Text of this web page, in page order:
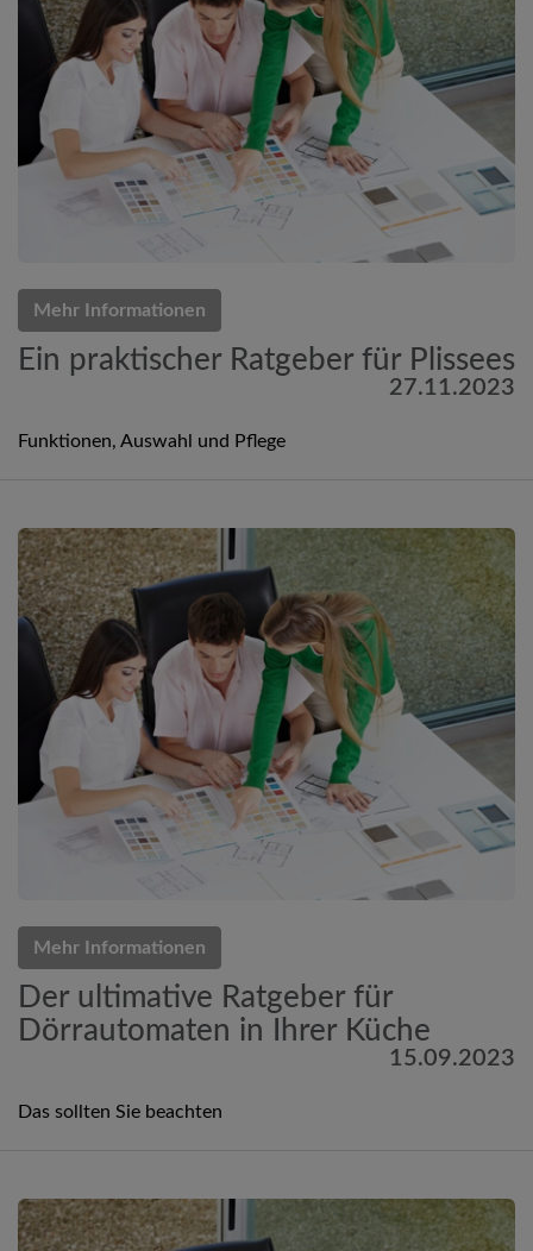
Mehr Informationen
Ein praktischer Ratgeber für Plissees
27.11.2023
Funktionen, Auswahl und Pflege
Mehr Informationen
Der ultimative Ratgeber für
Dörrautomaten in Ihrer Küche
15.09.2023
Das sollten Sie beachten